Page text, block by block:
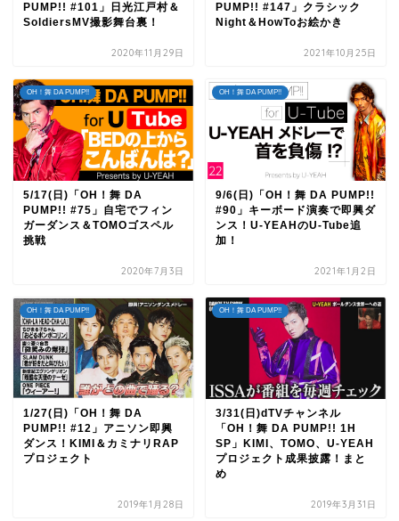
PUMP!! #101」日光江戸村＆
SoldiersMV撮影舞台裏！
2020年11月29日
PUMP!! #147」クラシック
Night＆HowToお絵かき
2021年10月25日
OH！舞 DA PUMP!!
5/17(日)「OH！舞 DA
PUMP!! #75」自宅でフィン
ガーダンス＆TOMOゴスペル
挑戦
2020年7月3日
OH！舞 DA PUMP!!
9/6(日)「OH！舞 DA PUMP!!
#90」キーボード演奏で即興ダ
ンス！U-YEAHのU-Tube追
加！
2021年1月2日
OH！舞 DA PUMP!!
1/27(日)「OH！舞 DA
PUMP!! #12」アニソン即興
ダンス！KIMI＆カミナリRAP
プロジェクト
2019年1月28日
OH！舞 DA PUMP!!
3/31(日)dTVチャンネル
「OH！舞 DA PUMP!! 1H
SP」KIMI、TOMO、U-YEAH
プロジェクト成果披露！まと
め
2019年3月31日